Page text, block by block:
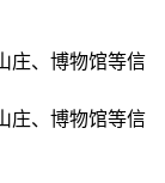
庄、博物馆等信
庄、博物馆等信